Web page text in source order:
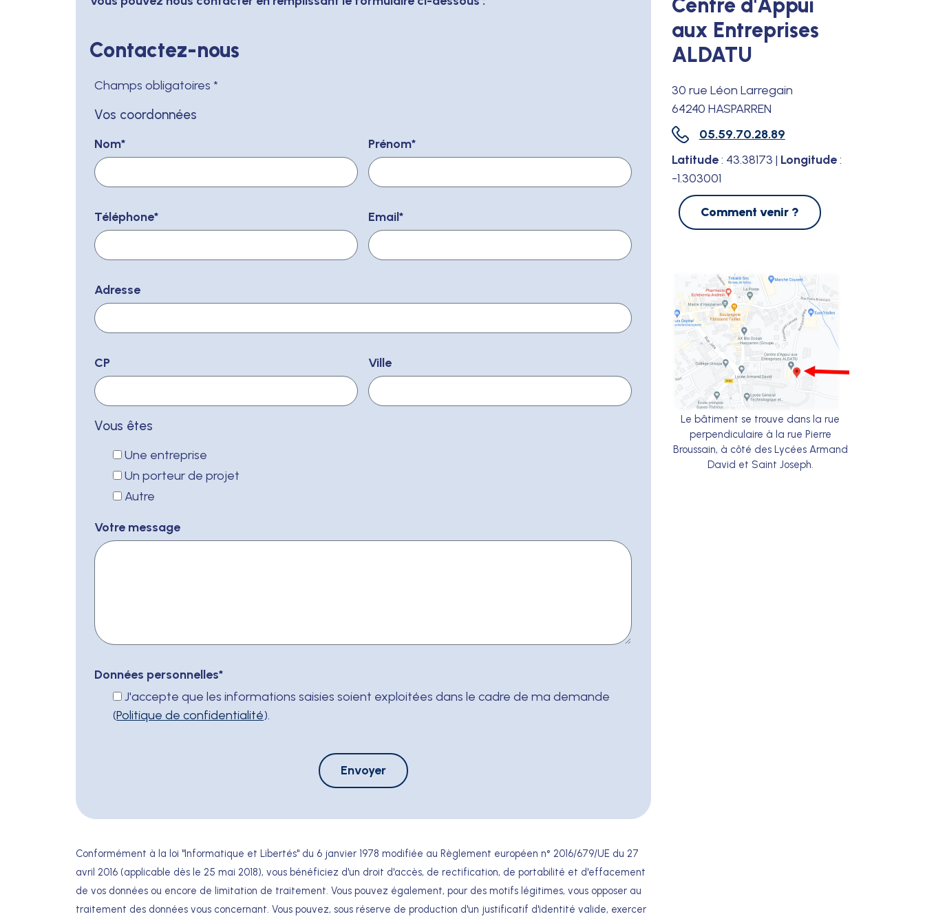
Contactez-nous
Champs obligatoires *
Vos coordonnées
Nom* Prénom*
Téléphone* Email*
Adresse
CP Ville
Vous êtes
Une entreprise
Un porteur de projet
Autre
Votre message
Données personnelles*
J'accepte que les informations saisies soient exploitées dans le cadre de ma demande
(Politique de confidentialité).
Conformément à la loi "Informatique et Libertés" du 6 janvier 1978 modifiée au Règlement européen n° 2016/679/UE du 27
avril 2016 (applicable dès le 25 mai 2018), vous bénéficiez d'un droit d'accès, de rectification, de portabilité et d'effacement
de vos données ou encore de limitation de traitement. Vous pouvez également, pour des motifs légitimes, vous opposer au
traitement des données vous concernant. Vous pouvez, sous réserve de production d'un justificatif d'identité valide, exercer
Centre d'Appui
aux Entreprises
ALDATU
30 rue Léon Larregain
64240 HASPARREN
05.59.70.28.89
Latitude: 43.38173 | Longitude:
-1.303001
Comment venir ?
Le bâtiment se trouve dans la rue
perpendiculaire à la rue Pierre
Broussain, à côté des Lycées Armand
David et Saint Joseph.